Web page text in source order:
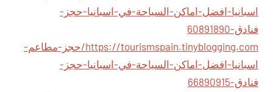
اسبانيا-افضل-اماكن-السياحة-في-اسبانيا-حجز-
فنادق-60891890
https://tourismspain.tinyblogging.com/حجز-مطاعم-
اسبانيا-افضل-اماكن-السياحة-في-اسبانيا-حجز-
فنادق-66890915